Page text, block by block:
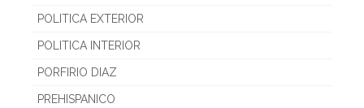
POLITICA EXTERIOR
POLITICA INTERIOR
PORFIRIO DIAZ
PREHISPANICO